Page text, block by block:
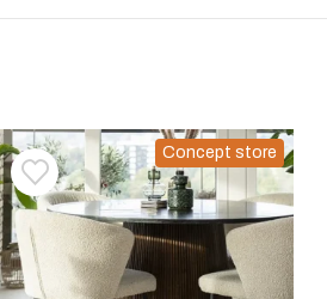
Concept store
Toevoegen aan verlanglijstje
Verwijderen van verlanglijst